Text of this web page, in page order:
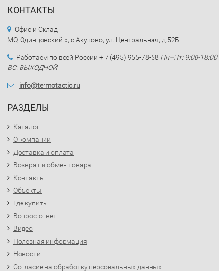
КОНТАКТЫ
Офис и Склад
МО, Одинцовский р, с.Акулово, ул. Центральная, д.52Б
Работаем по всей России + 7 (495) 955-78-58 Пн–Пт: 9:00-18:00
ВС: ВЫХОДНОЙ
info@termotactic.ru
РАЗДЕЛЫ
Каталог
О компании
Доставка и оплата
Возврат и обмен товара
Контакты
Объекты
Где купить
Вопрос-ответ
Видео
Полезная информация
Новости
Согласие на обработку персональных данных